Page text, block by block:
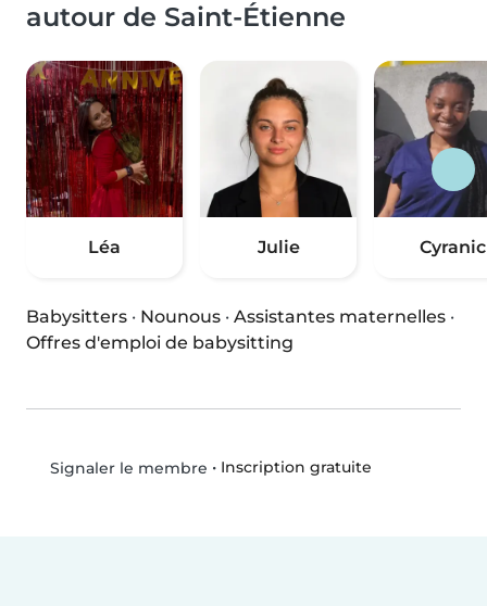
autour de Saint-Étienne
Léa Julie Cyranic
Babysitters · Nounous · Assistantes maternelles ·
Offres d'emploi de babysitting
Signaler le membre • Inscription gratuite